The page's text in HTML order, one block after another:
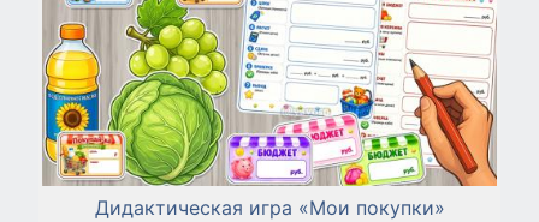
Дидактическая игра «Мои покупки»